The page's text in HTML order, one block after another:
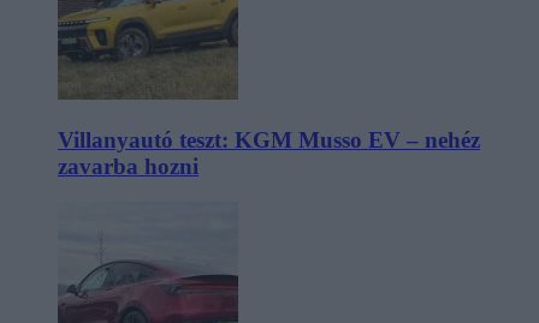
Villanyautó teszt: KGM Musso EV – nehéz
zavarba hozni